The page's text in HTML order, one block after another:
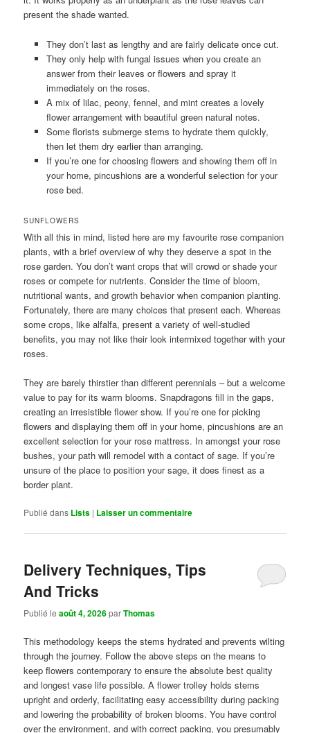
present the shade wanted.
They don’t last as lengthy and are fairly delicate once cut.
They only help with fungal issues when you create an
answer from their leaves or flowers and spray it
immediately on the roses.
A mix of lilac, peony, fennel, and mint creates a lovely
flower arrangement with beautiful green natural notes.
Some florists submerge stems to hydrate them quickly,
then let them dry earlier than arranging.
If you’re one for choosing flowers and showing them off in
your home, pincushions are a wonderful selection for your
rose bed.
SUNFLOWERS
With all this in mind, listed here are my favourite rose companion
plants, with a brief overview of why they deserve a spot in the
rose garden. You don’t want crops that will crowd or shade your
roses or compete for nutrients. Consider the time of bloom,
nutritional wants, and growth behavior when companion planting.
Fortunately, there are many choices that present each. Whereas
some crops, like alfalfa, present a variety of well-studied
benefits, you may not like their look intermixed together with your
roses.
They are barely thirstier than different perennials – but a welcome
value to pay for its warm blooms. Snapdragons fill in the gaps,
creating an irresistible flower show. If you’re one for picking
flowers and displaying them off in your home, pincushions are an
excellent selection for your rose mattress. In amongst your rose
bushes, your path will remodel with a contact of sage. If you’re
unsure of the place to position your sage, it does finest as a
border plant.
Publié dans Lists | Laisser un commentaire
Delivery Techniques, Tips
And Tricks
Publié leaoût 4, 2026parThomas
This methodology keeps the stems hydrated and prevents wilting
through the journey. Follow the above steps on the means to
keep flowers contemporary to ensure the absolute best quality
and longest vase life possible. A flower trolley holds stems
upright and orderly, facilitating easy accessibility during packing
and lowering the probability of broken blooms. You have control
over the environment, and with correct packing, you presumably